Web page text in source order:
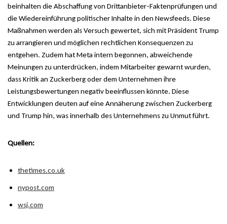
beinhalten die Abschaffung von Drittanbieter-Faktenprüfungen und
die Wiedereinführung politischer Inhalte in den Newsfeeds. Diese
Maßnahmen werden als Versuch gewertet, sich mit Präsident Trump
zu arrangieren und möglichen rechtlichen Konsequenzen zu
entgehen. Zudem hat Meta intern begonnen, abweichende
Meinungen zu unterdrücken, indem Mitarbeiter gewarnt wurden,
dass Kritik an Zuckerberg oder dem Unternehmen ihre
Leistungsbewertungen negativ beeinflussen könnte. Diese
Entwicklungen deuten auf eine Annäherung zwischen Zuckerberg
und Trump hin, was innerhalb des Unternehmens zu Unmut führt.
Quellen:
thetimes.co.uk
nypost.com
wsj.com